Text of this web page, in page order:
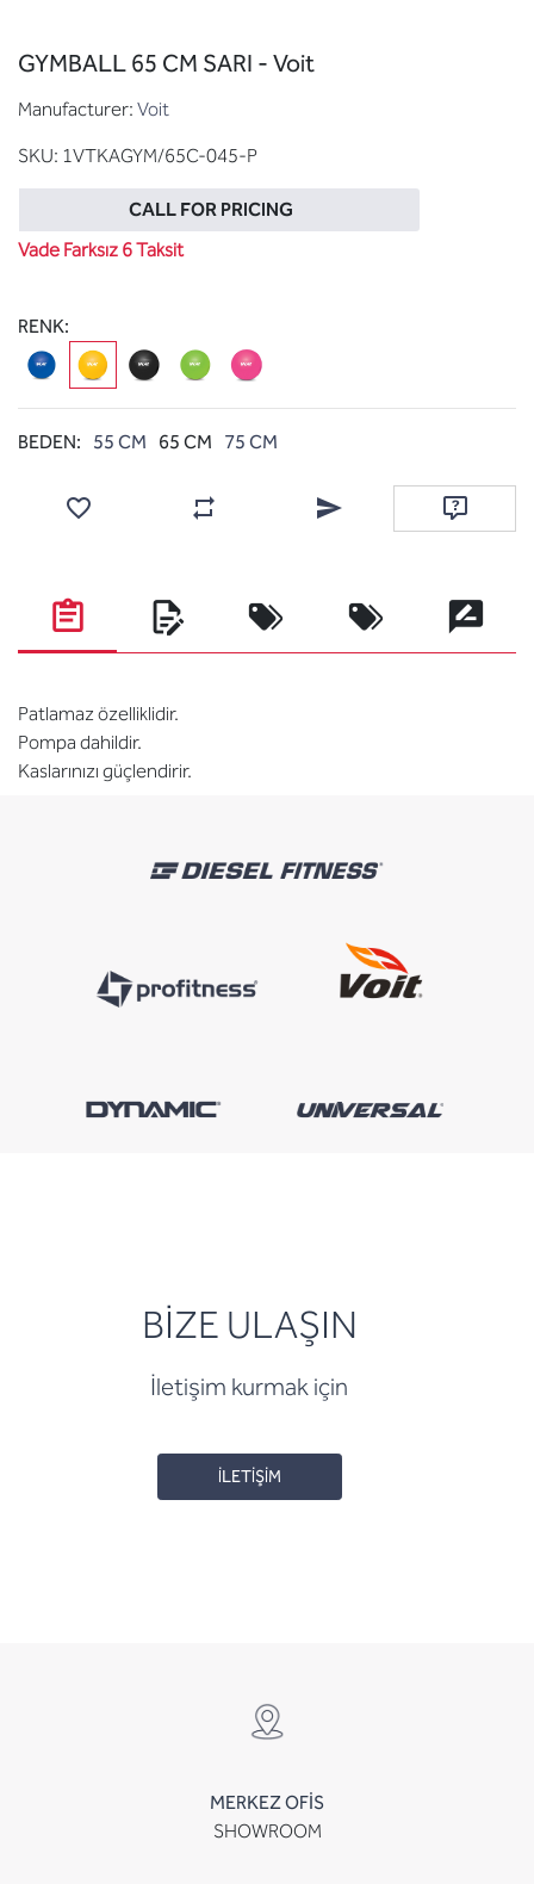
GYMBALL 65 CM SARI - Voit
Manufacturer: Voit
SKU: 1VTKAGYM/65C-045-P
CALL FOR PRICING
Vade Farksız 6 Taksit
RENK:
BEDEN: 55 CM 65 CM 75 CM
Add to wishlist Add to compare listEmail a friend Ask
Patlamaz özelliklidir.
Pompa dahildir.
Kaslarınızı güçlendirir.
BİZE ULAŞIN
İletişim kurmak için
İLETİŞİM
MERKEZ OFİS
SHOWROOM